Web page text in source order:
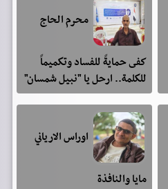
محرم الحاج
كفى حمايةً للفساد وتكميماً
للكلمة.. ارحل يا "نبيل شمسان"
اوراس الارياني
مايا والنافذة